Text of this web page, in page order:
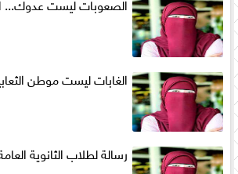
الغابات ليست موطن
رسالة لطلاب الثانوية